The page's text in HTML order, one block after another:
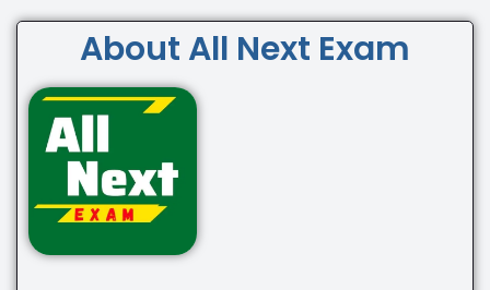
About All Next Exam